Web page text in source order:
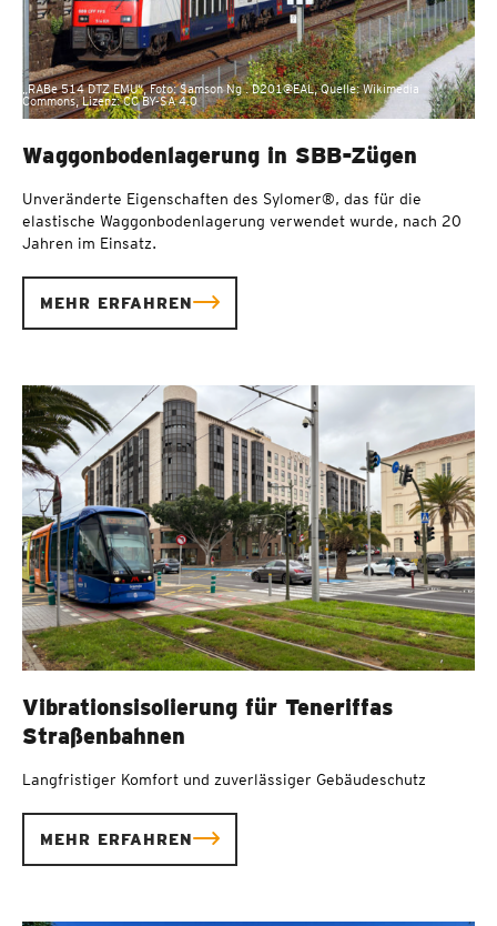
„RABe 514 DTZ EMU“, Foto: Samson Ng . D201@EAL, Quelle: Wikimedia
Commons, Lizenz: CC BY-SA 4.0
Waggonbodenlagerung in SBB-Zügen
Unveränderte Eigenschaften des Sylomer®, das für die
elastische Waggonbodenlagerung verwendet wurde, nach 20
Jahren im Einsatz.
MEHR ERFAHREN
Vibrationsisolierung für Teneriffas
Straßenbahnen
Langfristiger Komfort und zuverlässiger Gebäudeschutz
MEHR ERFAHREN